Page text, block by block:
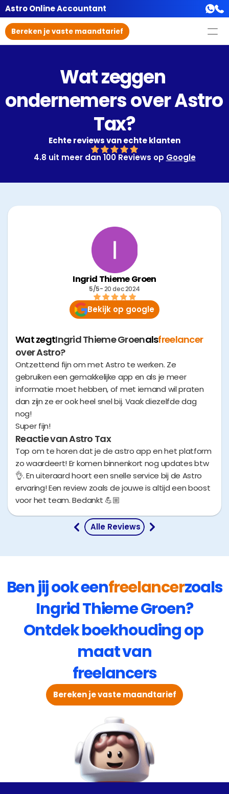
Astro Online Accountant
Bereken je vaste maandtarief
Wat zeggen
ondernemers over Astro
Tax?
Echte reviews van echte klanten
4.8 uit meer dan 100 Reviews op Google
Ingrid Thieme Groen
5/5- 20 dec 2024
Bekijk op google
Wat zegtIngrid Thieme Groenalsfreelancer
over Astro?
Ontzettend fijn om met Astro te werken. Ze
gebruiken een gemakkelijke app en als je meer
informatie moet hebben, of met iemand wil praten
dan zijn ze er ook heel snel bij. Vaak diezelfde dag
nog!
Super fijn!
Reactie van Astro Tax
Top om te horen dat je de astro app en het platform
zo waardeert! Er komen binnenkort nog updates btw
👌. En uiteraard hoort een snelle service bij de Astro
ervaring! Een review zoals de jouwe is altijd een boost
Alle Reviews
Ben jij ook eenfreelancerzoals
Ingrid Thieme Groen?
Ontdek boekhouding op
maat van
freelancers
Bereken je vaste maandtarief